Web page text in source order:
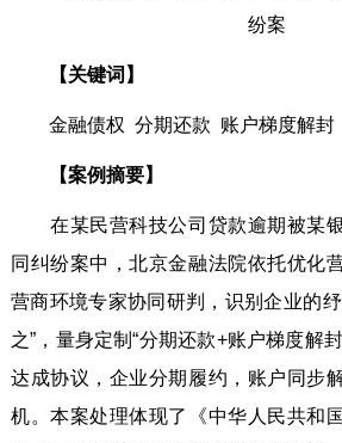
纷案
【关键词】
金融债权 分期还款 账户梯度解封
【案例摘要】
在某民营科技公司贷款逾期被某银
同纠纷案中，北京金融法院依托优化
营商环境专家协同研判，识别企业的
之”，量身定制“分期还款+账户梯度解
达成协议，企业分期履约，账户同步
机。本案处理体现了《中华人民共和